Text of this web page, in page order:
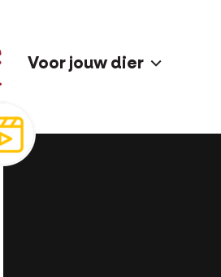
Voor jouw dier
volledig blokkeren.